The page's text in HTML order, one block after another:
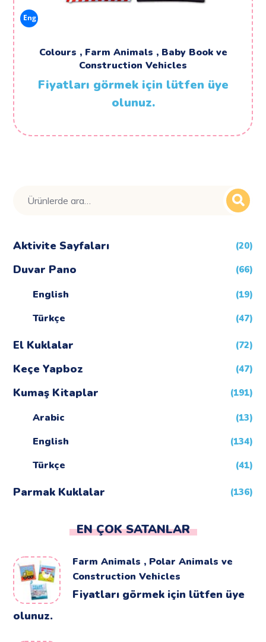
Eng
Colours , Farm Animals , Baby Book ve
Construction Vehicles
Fiyatları görmek için lütfen üye
olunuz.
Ara:
Aktivite Sayfaları (20)
Duvar Pano (66)
English (19)
Türkçe (47)
El Kuklalar (72)
Keçe Yapboz (47)
Kumaş Kitaplar (191)
Arabic (13)
English (134)
Türkçe (41)
Parmak Kuklalar (136)
EN ÇOK SATANLAR
Farm Animals , Polar Animals ve
Construction Vehicles
Fiyatları görmek için lütfen üye
olunuz.